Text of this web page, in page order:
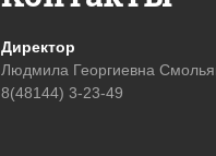
Директор
Людмила Георгиевна
8(48144) 3-23-49